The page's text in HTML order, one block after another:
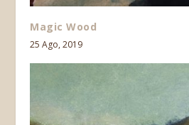
Magic Wood
25 Ago, 2019